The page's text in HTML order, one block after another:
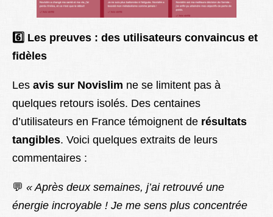
6️ Les preuves : des utilisateurs convaincus et
fidèles
Les avis sur Novislim ne se limitent pas à
quelques retours isolés. Des centaines
d’utilisateurs en France témoignent de résultats
tangibles. Voici quelques extraits de leurs
commentaires :
💬 « Après deux semaines, j’ai retrouvé une
énergie incroyable ! Je me sens plus concentrée